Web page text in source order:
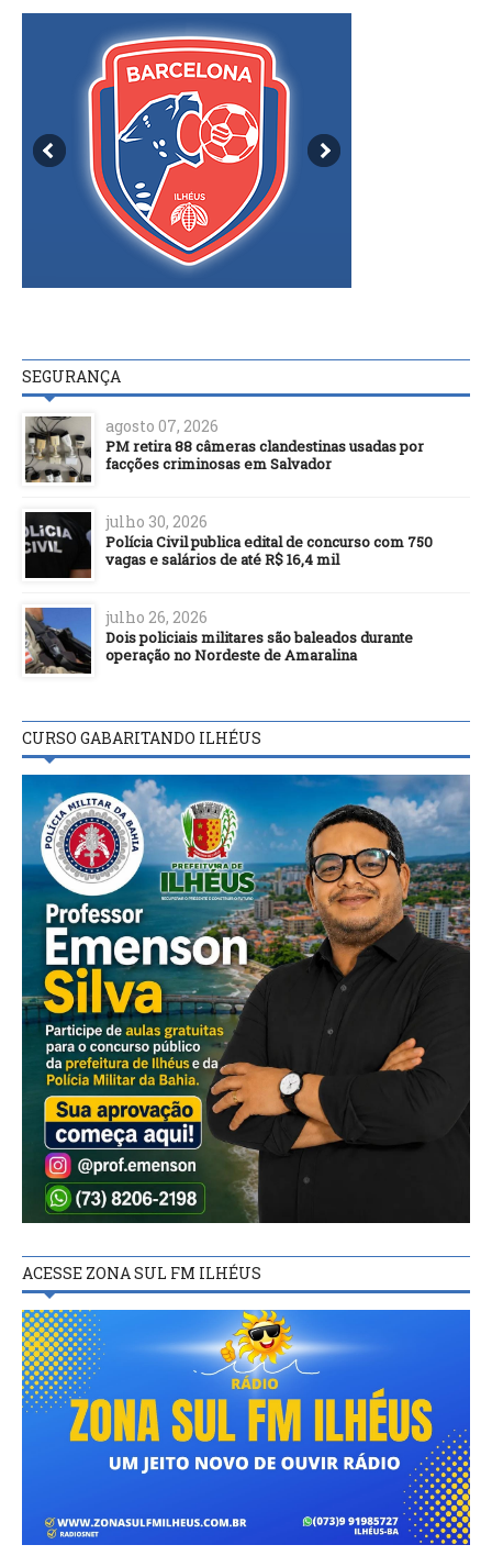
SEGURANÇA
agosto 07, 2026
PM retira 88 câmeras clandestinas usadas por
facções criminosas em Salvador
julho 30, 2026
Polícia Civil publica edital de concurso com 750
vagas e salários de até R$ 16,4 mil
julho 26, 2026
Dois policiais militares são baleados durante
operação no Nordeste de Amaralina
CURSO GABARITANDO ILHÉUS
ACESSE ZONA SUL FM ILHÉUS